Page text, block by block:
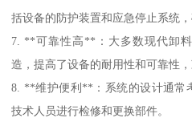
括设备的防护装置和应急停止系统
7. **可靠性高**：大多数现代卸
造，提高了设备的耐用性和可靠性，
8. **维护便利**：系统的设计通常
技术人员进行检修和更换部件。